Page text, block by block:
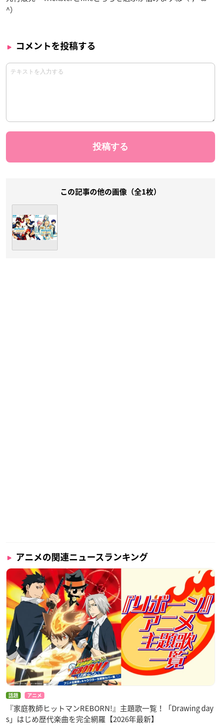
^）
コメントを投稿する
この記事の他の画像（全1枚）
アニメの関連ニュースランキング
話題 アニメ
『家庭教師ヒットマンREBORN!』主題歌一覧！「Drawing day
s」はじめ歴代楽曲を完全網羅【2026年最新】